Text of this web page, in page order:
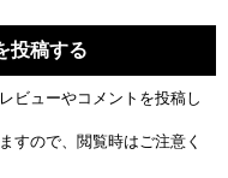
投稿する
ビューやコメントを投稿し
すので、閲覧時はご注意く